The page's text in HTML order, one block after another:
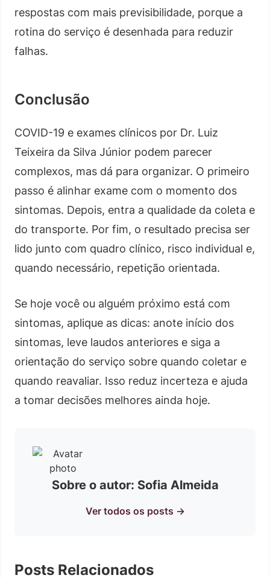
respostas com mais previsibilidade, porque a
rotina do serviço é desenhada para reduzir
falhas.
Conclusão
COVID-19 e exames clínicos por Dr. Luiz
Teixeira da Silva Júnior podem parecer
complexos, mas dá para organizar. O primeiro
passo é alinhar exame com o momento dos
sintomas. Depois, entra a qualidade da coleta e
do transporte. Por fim, o resultado precisa ser
lido junto com quadro clínico, risco individual e,
quando necessário, repetição orientada.
Se hoje você ou alguém próximo está com
sintomas, aplique as dicas: anote início dos
sintomas, leve laudos anteriores e siga a
orientação do serviço sobre quando coletar e
quando reavaliar. Isso reduz incerteza e ajuda
a tomar decisões melhores ainda hoje.
Sobre o autor: Sofia Almeida
Ver todos os posts →
Posts Relacionados